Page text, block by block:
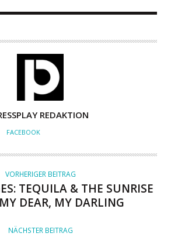
REDAKTION
FACEBOOK
VORHERIGER BEITRAG
TEQUILA & THE SUNRISE
DEAR, MY DARLING
NÄCHSTER BEITRAG